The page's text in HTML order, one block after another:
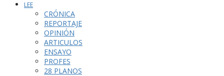
LEE
CRÓNICA
REPORTAJE
OPINIÓN
ARTICULOS
ENSAYO
PROFES
28 PLANOS